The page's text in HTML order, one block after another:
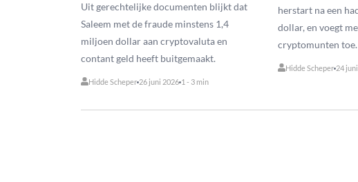
Uit gerechtelijke documenten blijkt dat
Saleem met de fraude minstens 1,4
miljoen dollar aan cryptovaluta en
contant geld heeft buitgemaakt.
Hidde Scheper 26 juni 2026 1 - 3 min
herstart na een
dollar, en voegt
cryptomunten toe.
Hidde Scheper 24